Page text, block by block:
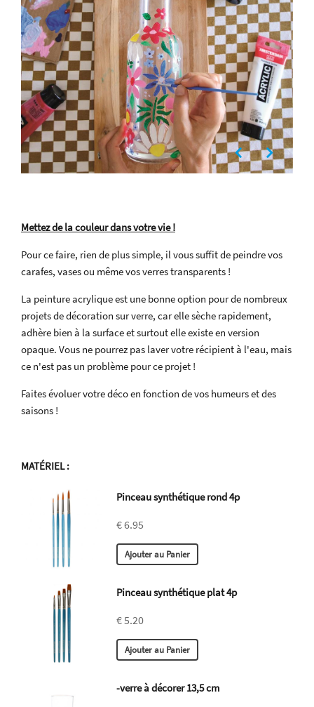
Mettez de la couleur dans votre vie !
Pour ce faire, rien de plus simple, il vous suffit de peindre vos
carafes, vases ou même vos verres transparents !
La peinture acrylique est une bonne option pour de nombreux
projets de décoration sur verre, car elle sèche rapidement,
adhère bien à la surface et surtout elle existe en version
opaque. Vous ne pourrez pas laver votre récipient à l'eau, mais
ce n'est pas un problème pour ce projet !
Faites évoluer votre déco en fonction de vos humeurs et des
saisons !
MATÉRIEL:
Pinceau synthétique rond 4p
€ 6.95
Pinceau synthétique plat 4p
€ 5.20
-verre à décorer 13,5 cm